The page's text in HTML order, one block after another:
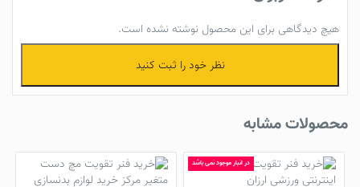
هیچ دیدگاهی برای این محصول نوشته نشده است.
نظر خود را ثبت کنید
محصولات مشابه
در انبار موجود نمی باشد